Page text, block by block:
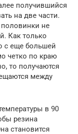
получившийся
на две части.
половинки не
Как только
с еще большей
четко по краю
то получаются
между
в 90
резина
становится